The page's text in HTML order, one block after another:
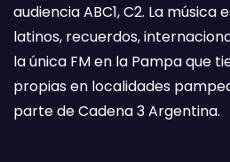
audiencia ABC1, C2. La música
latinos, recuerdos,
la única FM en la Pampa que
propias en localidades
parte de Cadena 3 Argentina.